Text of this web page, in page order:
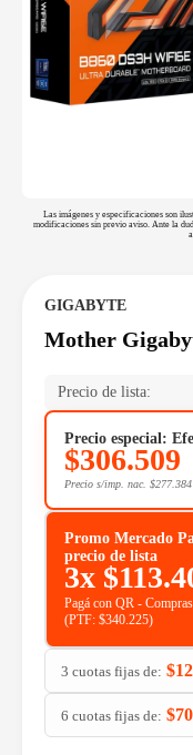
Las imágenes y especificaciones son
modificaciones sin previo aviso. Ante la
GIGABYTE
Mother
Precio de lista:
Precio especial:
$306.509
Precio s/imp. nac. $277.384
Promo Mercado
precio de lista
3x $
Pagá con QR -
(PTF: $340.225)
3 cuotas fijas de: $
6 cuotas fijas de: $